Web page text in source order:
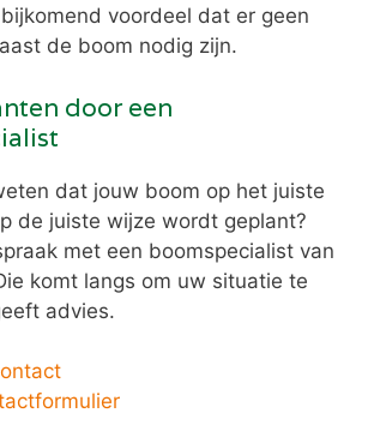
voordeel dat er geen
de boom nodig zijn.
door een
dat jouw boom op het juiste
de juiste wijze wordt geplant?
met een boomspecialist van
komt langs om uw situatie te
advies.